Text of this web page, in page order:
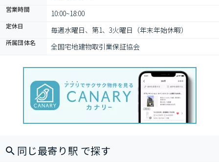
営業時間 10:00~18:00
定休日 毎週水曜日、第1、3火曜日（年末年始休暇）
所属団体名 全国宅地建物取引業保証協会
同じ最寄り駅 で探す